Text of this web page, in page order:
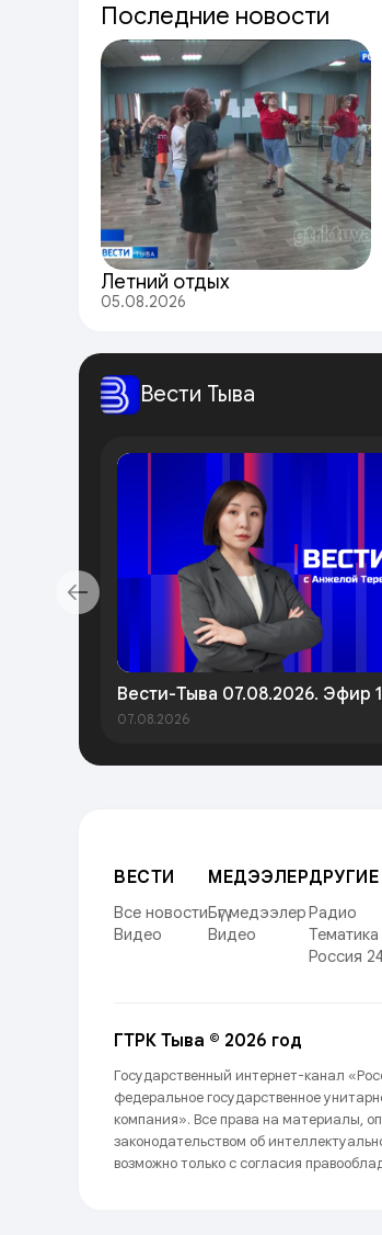
Последние новости
Летний отдых
05.08.2026
Вести Тыва
Вести-Тыва 07.08.2026. Эфир
07.08.2026
ВЕСТИ
Все новости
Видео
МЕДЭЭЛЕР
Бүгү медээлер
Видео
Радио
Тематика
Россия
ГТРК Тыва © 2026 год
Государственный интернет-канал
федеральное государственное
компания». Все права на материалы,
законодательством об
возможно только с согласия